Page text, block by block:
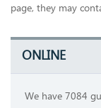
page, they may
ONLINE
We have 7084